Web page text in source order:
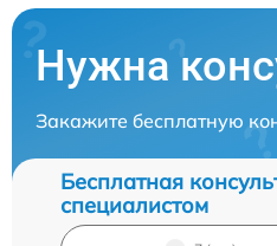
Нужна
Закажите бесплатную
Бесплатная
специалистом